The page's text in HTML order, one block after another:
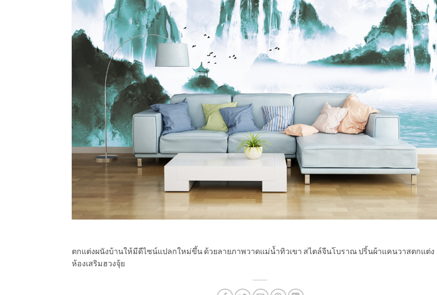
ตกแต่งผนังบ้านให้มีดีไซน์แปลกใหม่ขึ้น ด้วยลายภาพวาดแม่น้ำทิวเขา สไตล์จีนโบราณ ปริ้นผ้าแคนวาสตกแต่ง
ห้องเสริมฮวงจุ้ย